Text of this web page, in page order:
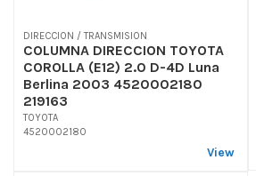
DIRECCION / TRANSMISION
COLUMNA DIRECCION TOYOTA
COROLLA (E12) 2.0 D-4D Luna
Berlina 2003 4520002180
219163
TOYOTA
4520002180
View